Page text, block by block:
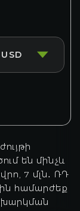
USD
են մինչև
7 մլն․ ՌԴ
համարժեք